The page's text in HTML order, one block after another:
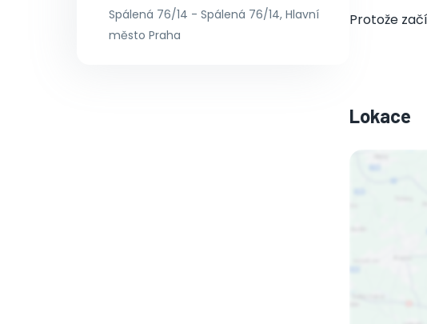
Spálená 76/14 - Spálená 76/14, Hlavní
město Praha
Protože
Lokace